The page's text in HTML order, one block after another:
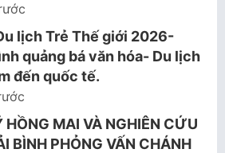
lịch Trẻ Thế giới 2026-
quảng bá văn hóa- Du lịch
đến quốc tế.
HỒNG MAI VÀ NGHIÊN CỨU
BÌNH PHỎNG VẤN CHÁNH